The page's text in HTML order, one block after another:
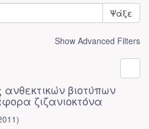
Ψάξε
Show Advanced Filters
βιοτύπων
ζιζανιοκτόνα
)